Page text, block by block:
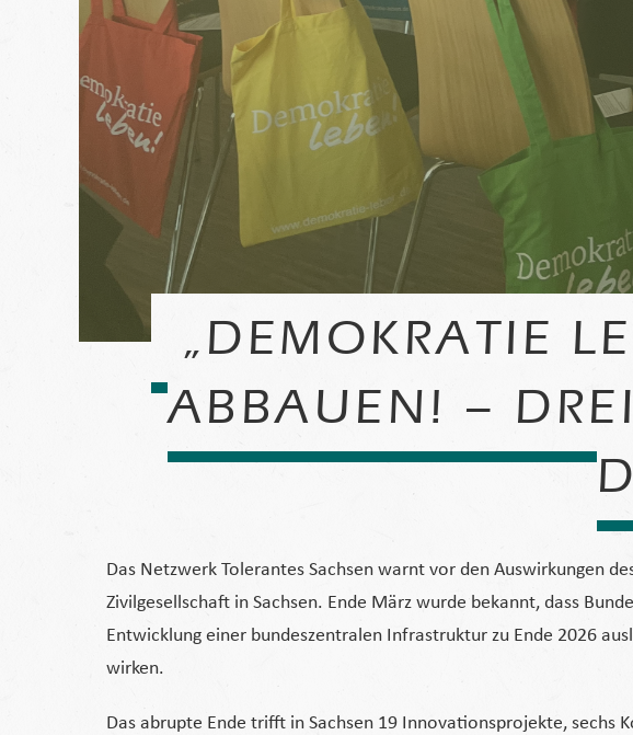
„DEMOKRATIE
ABBAUEN! –
Das Netzwerk Tolerantes Sachsen warnt vor den Auswirkungen
Zivilgesellschaft in Sachsen. Ende März wurde bekannt, dass
Entwicklung einer bundeszentralen Infrastruktur zu Ende 2026
wirken.
Das abrupte Ende trifft in Sachsen 19 Innovationsprojekte,